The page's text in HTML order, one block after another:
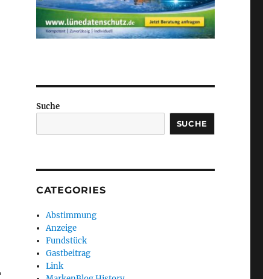
Suche
SUCHE
CATEGORIES
Abstimmung
Anzeige
Fundstück
Gastbeitrag
Link